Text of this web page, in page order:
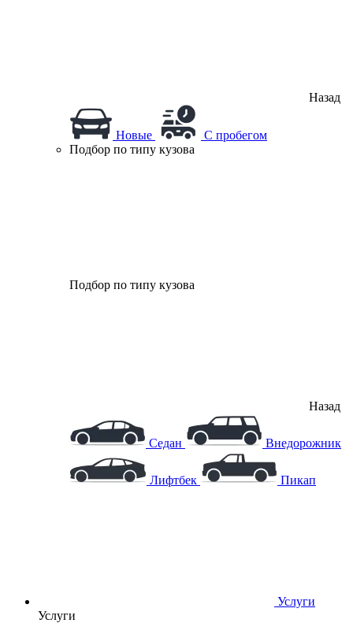
Назад
Новые
С пробегом
Подбор по типу кузова
Подбор по типу кузова
Назад
Седан Внедорожник
Лифтбек Пикап
Услуги
Услуги